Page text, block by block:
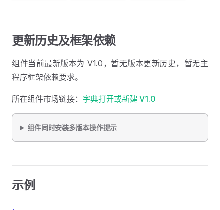
更新历史及框架依赖
组件当前最新版本为 V1.0，暂无版本更新历史，暂无主
程序框架依赖要求。
所在组件市场链接： 字典打开或新建 V1.0
组件同时安装多版本操作提示
示例